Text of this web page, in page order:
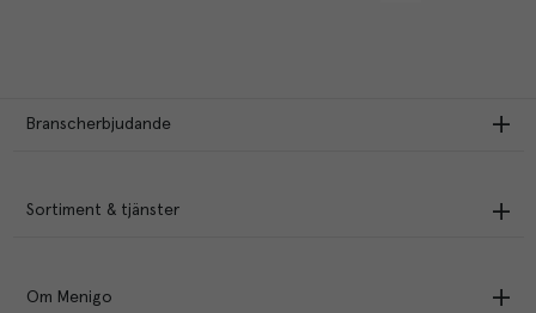
Branscherbjudande
Sortiment & tjänster
Om Menigo